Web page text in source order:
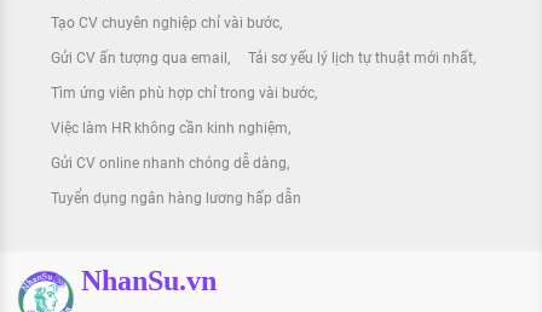
Tạo CV chuyên nghiệp chỉ vài bước
Gửi CV ấn tượng qua email Tải sơ yếu lý lịch tự thuật mới nhất
Tìm ứng viên phù hợp chỉ trong vài bước
Việc làm HR không cần kinh nghiệm
Gửi CV online nhanh chóng dễ dàng
Tuyển dụng ngân hàng lương hấp dẫn
NhanSu.vn